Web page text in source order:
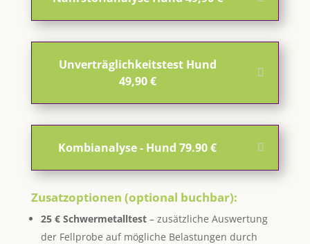
Unverträglichkeitstest Hund
49,90 €
Kombianalyse - Hund 79.90 €
Zusatzoptionen (optional buchbar):
25 € Schwermetalltest– zusätzliche Auswertung
der Fellprobe auf mögliche Belastungen durch